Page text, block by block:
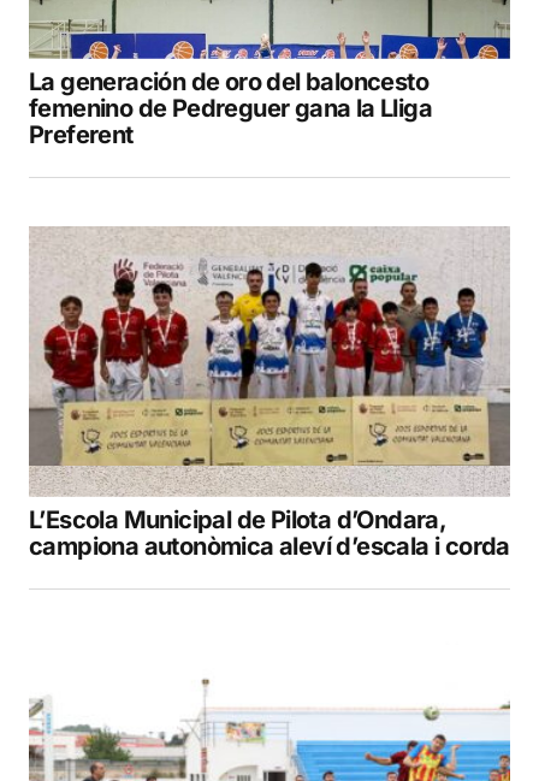
La generación de oro del baloncesto
femenino de Pedreguer gana la Lliga
Preferent
L’Escola Municipal de Pilota d’Ondara,
campiona autonòmica aleví d’escala i corda